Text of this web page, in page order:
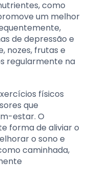
como
um melhor
de depressão e
nozes, frutas e
regularmente na
físicos
que
estar. O
forma de aliviar o
o sono e
caminhada,